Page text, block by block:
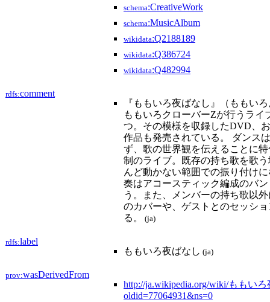
schema:CreativeWork
schema:MusicAlbum
wikidata:Q2188189
wikidata:Q386724
wikidata:Q482994
rdfs:comment
『ももいろ夜ばなし』（ももい
ももいろクローバーZが行うライ
つ。その模様を収録したDVD、
作品も発売されている。 ダンス
ず、歌の世界観を伝えることに
制のライブ。既存の持ち歌を歌
んど動かない範囲での振り付け
奏はアコースティック編成のバ
う。また、メンバーの持ち歌以
のカバーや、ゲストとのセッシ
る。
(ja)
rdfs:label
ももいろ夜ばなし (ja)
prov:wasDerivedFrom
http://ja.wikipedia.org/wiki/ももい
oldid=77064931&ns=0